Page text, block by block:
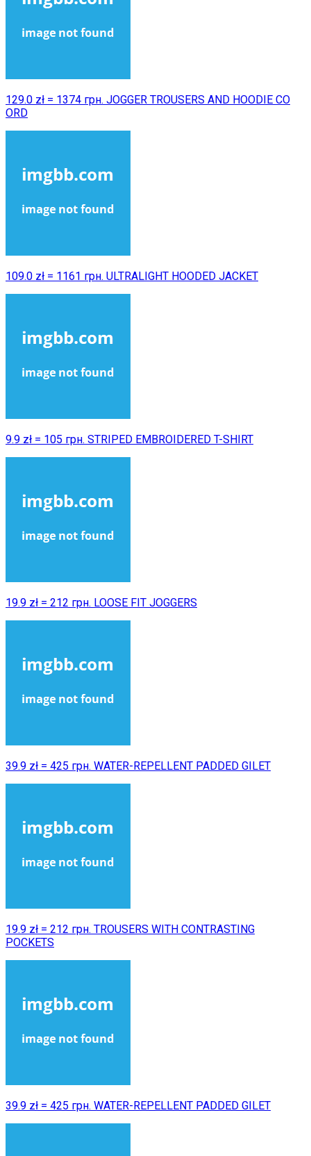
129.0 zł = 1374 грн. JOGGER TROUSERS AND HOODIE CO
ORD
109.0 zł = 1161 грн. ULTRALIGHT HOODED JACKET
9.9 zł = 105 грн. STRIPED EMBROIDERED T-SHIRT
19.9 zł = 212 грн. LOOSE FIT JOGGERS
39.9 zł = 425 грн. WATER-REPELLENT PADDED GILET
19.9 zł = 212 грн. TROUSERS WITH CONTRASTING
POCKETS
39.9 zł = 425 грн. WATER-REPELLENT PADDED GILET